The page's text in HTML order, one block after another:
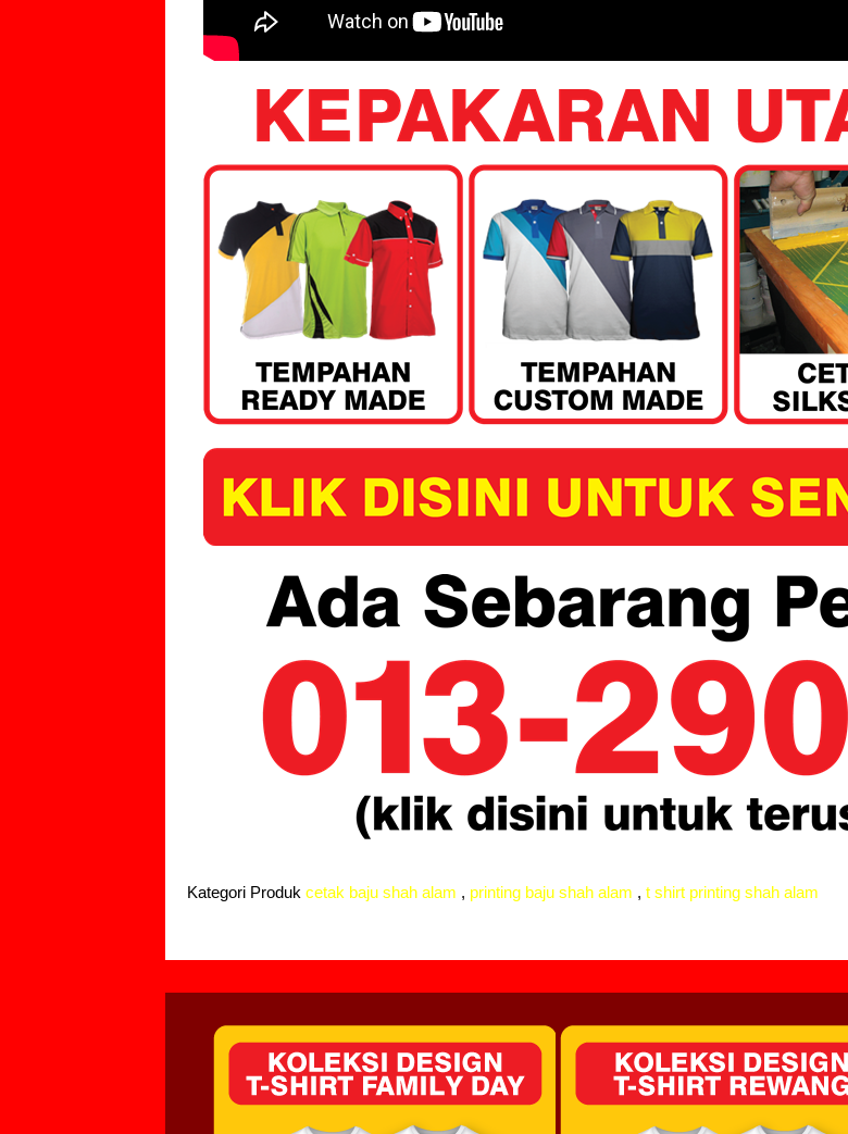
Kategori Produk cetak baju shah alam , printing baju shah alam , t shirt printing shah alam